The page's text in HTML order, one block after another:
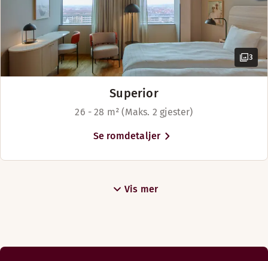
3
Superior
26 - 28 m² (Maks. 2 gjester)
Se romdetaljer
Vis mer